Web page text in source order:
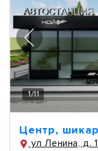
1/11
Центр,
ул Ленина, д.